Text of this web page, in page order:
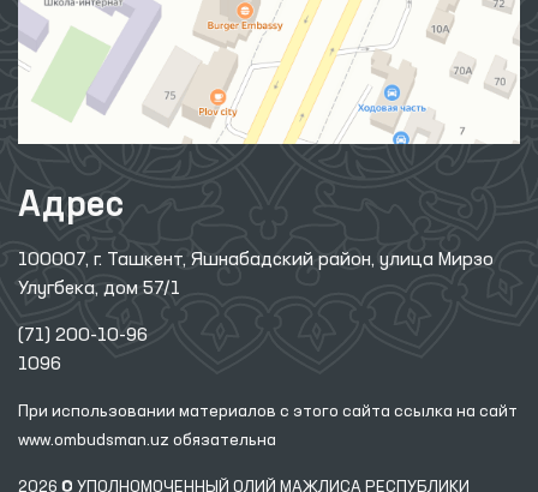
Адрес
100007, г. Ташкент, Яшнабадский район, улица Мирзо
Улугбека, дом 57/1
(71) 200-10-96
1096
При использовании материалов с этого сайта ссылка на сайт
www.ombudsman.uz обязательна
2026 © УПОЛНОМОЧЕННЫЙ ОЛИЙ МАЖЛИСА РЕСПУБЛИКИ